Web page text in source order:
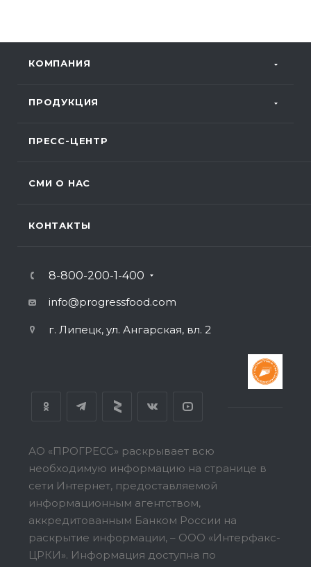
КОМПАНИЯ
ПРОДУКЦИЯ
ПРЕСС-ЦЕНТР
СМИ О НАС
КОНТАКТЫ
8-800-200-1-400
info@progressfood.com
г. Липецк, ул. Ангарская, вл. 2
АО «ПРОГРЕСС» раскрывает всю
необходимую информацию на странице в
сети Интернет, предоставляемой
информационным агентством,
аккредитованным Банком России на
раскрытие информации, – ООО «Интерфакс-
ЦРКИ». Информация доступна по